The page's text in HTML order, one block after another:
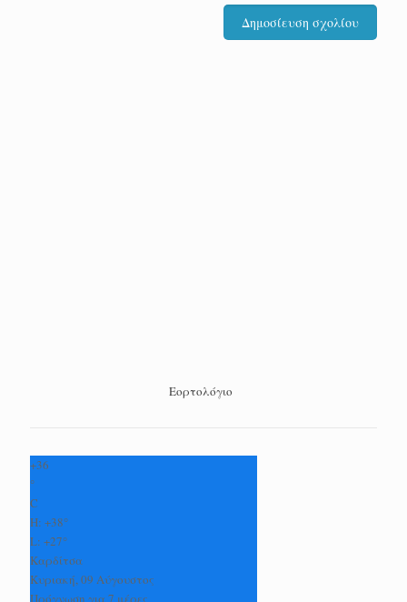
Εορτολόγιο
+36
°
C
H: +38°
L: +27°
Καρδίτσα
Κυριακή, 09 Αύγουστος
Πρόγνωση για 7 μέρες